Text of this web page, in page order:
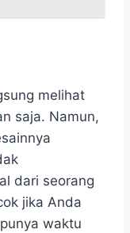
melihat
saja. Namun,
dari seorang
jika Anda
waktu